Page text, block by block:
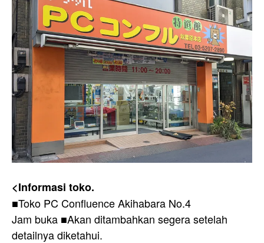
<Informasi toko.
■Toko PC Confluence Akihabara No.4
Jam buka ■Akan ditambahkan segera setelah
detailnya diketahui.